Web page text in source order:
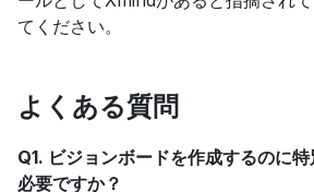
てください。
よくある質問
Q1. ビジョンボードを作成するのに
必要ですか？